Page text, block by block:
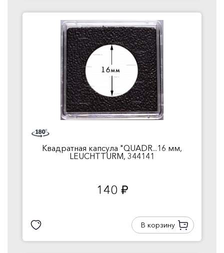
Квадратная капсула "QUADR...16 мм,
LEUCHTTURM, 344141
140 руб.
В корзину